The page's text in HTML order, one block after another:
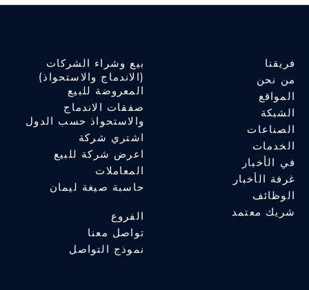
فريقنا
من نحن
المواقع
الشبكة
الصناعات
الخدمات
في الأخبار
غرفة الأخبار
الوظائف
شريك معتمد
بيع وشراء الشركات
(الاندماج والاستحواذ)
المعروضة للبيع
صفقات الاندماج
والاستحواذ حسب الدول
اشتري شركة
اعرض شركة للبيع
المعاملات
حاسبة صيغة ليمان
الفروع
تواصل معنا
نموذج التواصل